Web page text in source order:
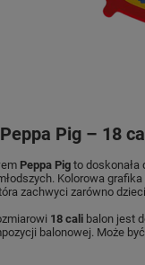
Pig – 18
Peppa Pig to doskonała
Kolorowa
zachwyci zarówno
18 cali balon jest
balonowej. Może